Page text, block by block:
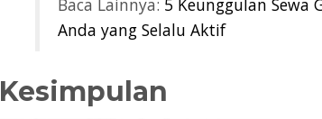
Baca Lainnya: 5 Keunggulan Sewa
Anda yang Selalu Aktif
Kesimpulan